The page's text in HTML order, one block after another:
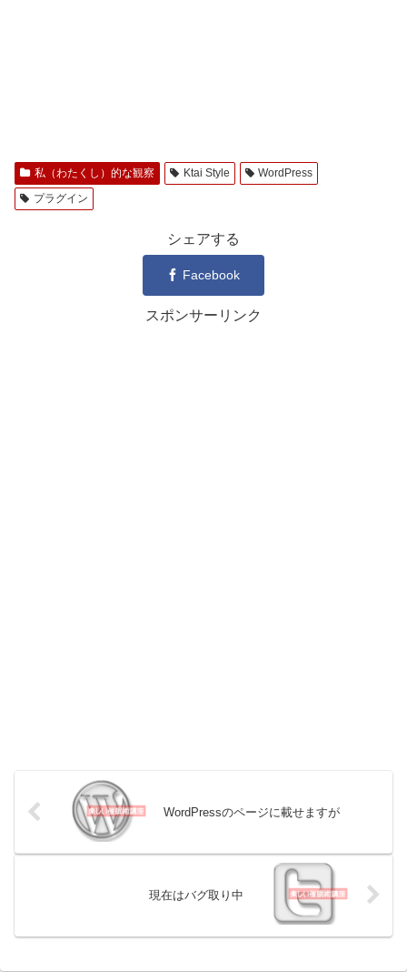
私（わたくし）的な観察 Ktai Style
WordPress
プラグイン
シェアする
Facebook
スポンサーリンク
WordPressのページに載せますが
現在はバグ取り中